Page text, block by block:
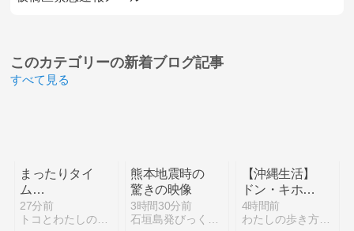
このカテゴリーの新着ブログ記事
すべて見る
まったりタイ
ム…
27分前
トコとわたしのやんばる移住日記
熊本地震時の
驚きの映像
3時間30分前
石垣島発びっくりコラム
【沖縄生活】
ドン・キホー
テでラッシュ
ガード一式を
4時間前
わたしの歩き方・チェンマイ生活日記